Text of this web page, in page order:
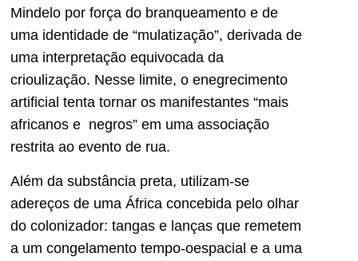
Mindelo por força do branqueamento e de
uma identidade de “mulatização”, derivada de
uma interpretação equivocada da
crioulização. Nesse limite, o enegrecimento
artificial tenta tornar os manifestantes “mais
africanos e negros” em uma associação
restrita ao evento de rua.
Além da substância preta, utilizam-se
adereços de uma África concebida pelo olhar
do colonizador: tangas e lanças que remetem
a um congelamento tempo-oespacial e a uma